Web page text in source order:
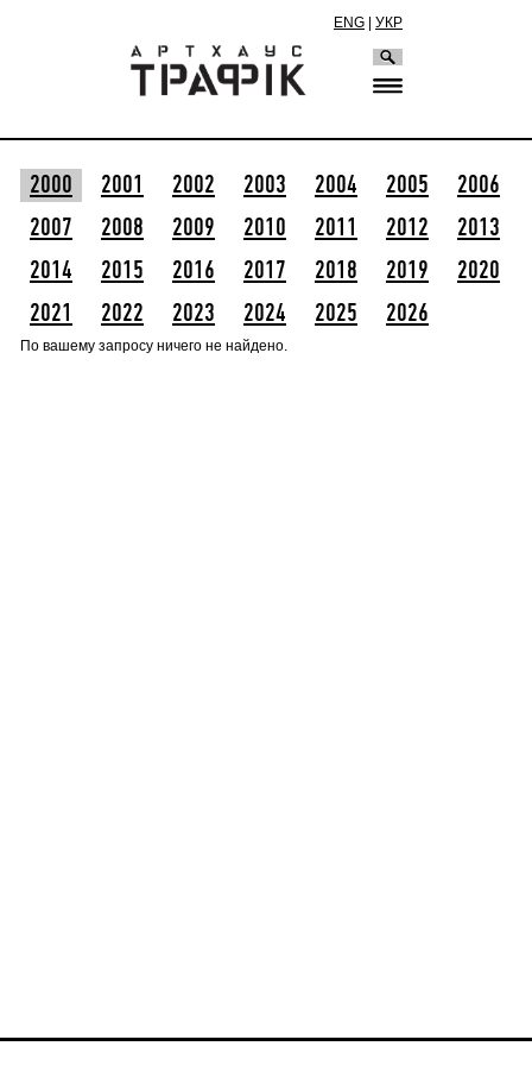
ENG УКР
2000 2001 2002 2003 2004 2005
2006
2007
2008 2009 2010 2011 2012
2013
2014
2015 2016 2017 2018 2019
2020
2021
2022 2023 2024 2025 2026
По вашему запросу ничего не найдено.